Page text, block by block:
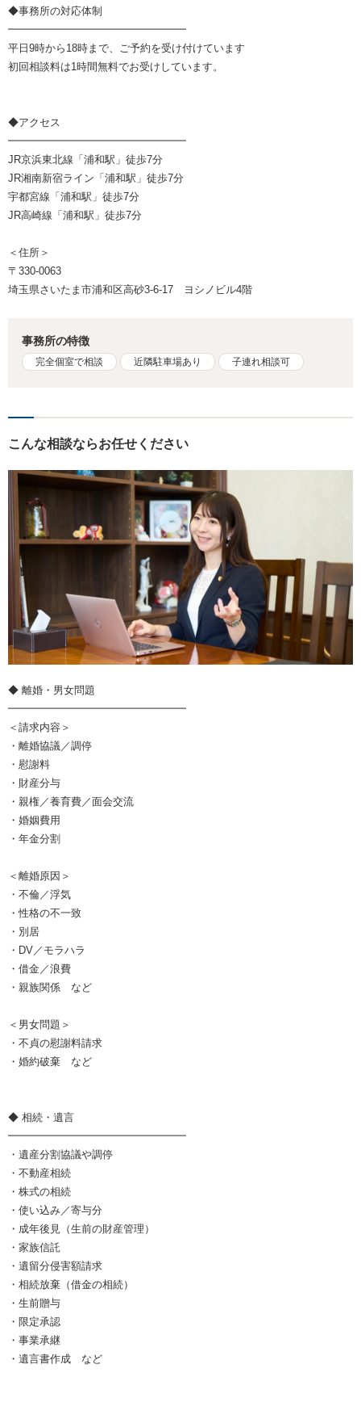
◆事務所の対応体制
━━━━━━━━━━━━━━━━━
平日9時から18時まで、ご予約を受け付けています
初回相談料は1時間無料でお受けしています。
◆アクセス
━━━━━━━━━━━━━━━━━
JR京浜東北線「浦和駅」徒歩7分
JR湘南新宿ライン「浦和駅」徒歩7分
宇都宮線「浦和駅」徒歩7分
JR高崎線「浦和駅」徒歩7分
＜住所＞
〒330-0063
埼玉県さいたま市浦和区高砂3-6-17 ヨシノビル4階
事務所の特徴
完全個室で相談 近隣駐車場あり 子連れ相談可
こんな相談ならお任せください
◆ 離婚・男女問題
━━━━━━━━━━━━━━━━━
＜請求内容＞
・離婚協議／調停
・慰謝料
・財産分与
・親権／養育費／面会交流
・婚姻費用
・年金分割
＜離婚原因＞
・不倫／浮気
・性格の不一致
・別居
・DV／モラハラ
・借金／浪費
・親族関係 など
＜男女問題＞
・不貞の慰謝料請求
・婚約破棄 など
◆ 相続・遺言
━━━━━━━━━━━━━━━━━
・遺産分割協議や調停
・不動産相続
・株式の相続
・使い込み／寄与分
・成年後見（生前の財産管理）
・家族信託
・遺留分侵害額請求
・相続放棄（借金の相続）
・生前贈与
・限定承認
・事業承継
・遺言書作成 など